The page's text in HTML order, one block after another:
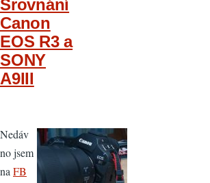
Srovnání
Canon
EOS R3 a
SONY
A9III
Nedáv
no jsem
na FB